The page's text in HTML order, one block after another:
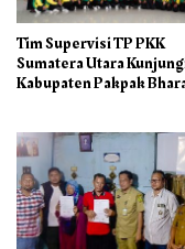
Tim Supervisi TP PKK
Sumatera Utara
Kabupaten Pakpak